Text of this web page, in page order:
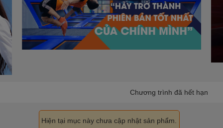
Chương trình đã hết hạn
Hiện tại mục này chưa cập nhật sản phẩm.